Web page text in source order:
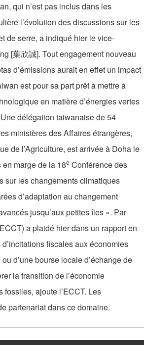
qui n’est pas inclus dans les
l’évolution des discussions sur les
de serre, a indiqué hier le vice-
[葉欣誠]. Tout engagement nouveau
d’émissions aurait en effet un impact
est pour sa part prêt à mettre à
en matière d’énergies vertes
délégation taiwanaise de 54
ministères des Affaires étrangères,
de l’Agriculture, est arrivée à Doha le
marge de la 18e Conférence des
sur les changements climatiques
d’adaptation au changement
jusqu’aux petites îles ». Par
a plaidé hier dans un rapport en
fiscales aux économies
d’une bourse locale d’échange de
la transition de l’économie
ajoute l’ECCT. Les
partenariat dans ce domaine.